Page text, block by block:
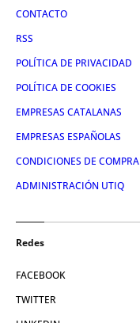
CONTACTO
RSS
POLÍTICA DE PRIVACIDAD
POLÍTICA DE COOKIES
EMPRESAS CATALANAS
EMPRESAS ESPAÑOLAS
CONDICIONES DE COMPRA
ADMINISTRACIÓN UTIQ
Redes
FACEBOOK
TWITTER